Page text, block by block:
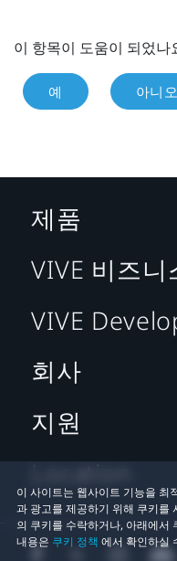
이 항목이 도움이 되었나
예 아니오
이 사이트는 웹사이트 기능을 최
과 광고를 제공하기 위해 쿠키를
의 쿠키를 수락하거나, 아래에서
내용은 쿠키 정책 에서 확인하실
제품
VIVE 비즈니
VIVE
회사
지원
Location